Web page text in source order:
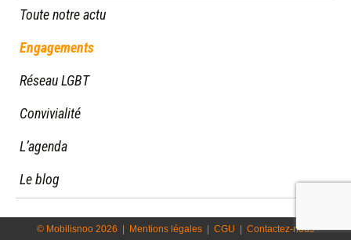
Toute notre actu
Engagements
Réseau LGBT
Convivialité
L’agenda
Le blog
© Mobilisnoo 2026 Mentions légales CGU Contactez-nous